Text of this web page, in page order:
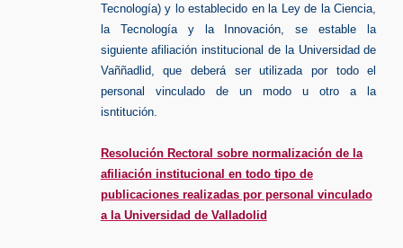
Tecnología) y lo establecido en la Ley de la Ciencia,
la Tecnología y la Innovación, se estable la
siguiente afiliación institucional de la Universidad de
Vaññadlid, que deberá ser utilizada por todo el
personal vinculado de un modo u otro a la
isntitución.
Resolución Rectoral sobre normalización de la
afiliación institucional en todo tipo de
publicaciones realizadas por personal vinculado
a la Universidad de Valladolid